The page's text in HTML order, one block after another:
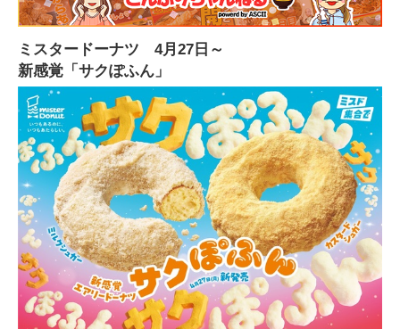
ミスタードーナツ 4月27日～
新感覚「サクぽふん」